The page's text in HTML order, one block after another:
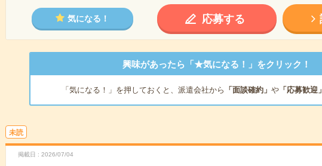
気になる！ 応募する
興味があったら「★気になる！」をクリック！
「気になる！」を押しておくと、派遣会社から 「面談確約」 や「応募歓迎」
未読
掲載日 2026/07/04